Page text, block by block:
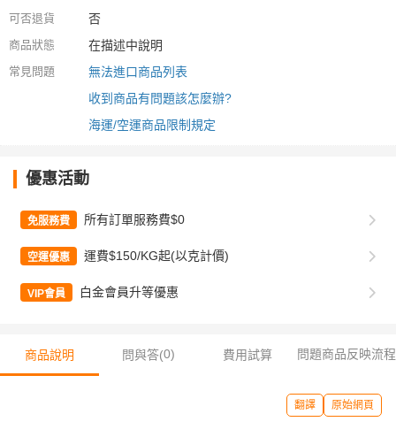
可否退貨 否
商品狀態 在描述中說明
常見問題
無法進口商品列表
收到商品有問題該怎麼辦?
海運/空運商品限制規定
優惠活動
免服務費 所有訂單服務費$0
空運優惠 運費$150/KG起(以克計價)
VIP會員 白金會員升等優惠
商品說明 問與答(0) 費用試算 問題商品反映流程
翻譯 原始網頁